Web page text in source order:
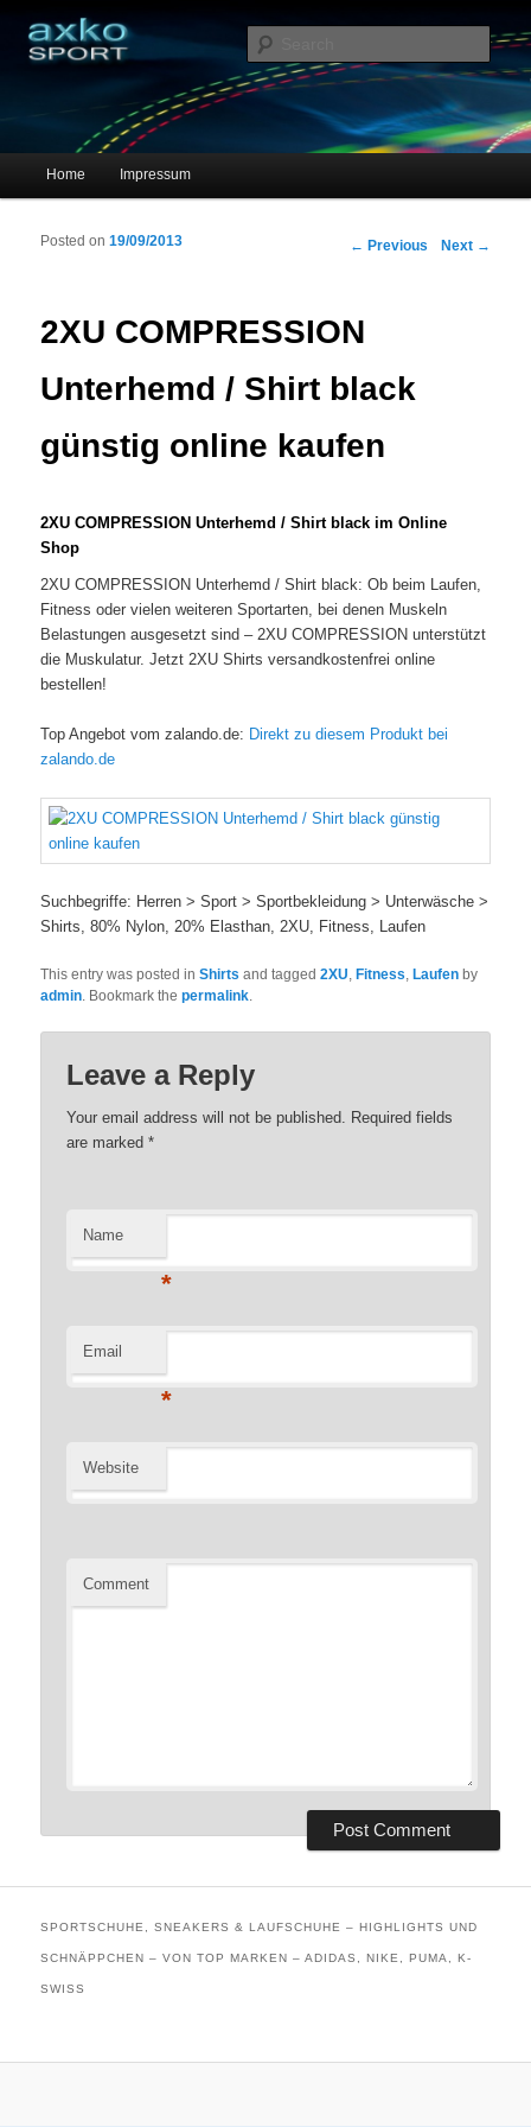
axko-sport – Sportschuhe online
Main menu
Skip to primary content
Skip to secondary content
Home Impressum
Post navigation
← Previous Next →
2XU COMPRESSION
Unterhemd / Shirt black
günstig online kaufen
Posted on19/09/2013
2XU COMPRESSION Unterhemd / Shirt black im Online
Shop
2XU COMPRESSION Unterhemd / Shirt black: Ob beim Laufen,
Fitness oder vielen weiteren Sportarten, bei denen Muskeln
Belastungen ausgesetzt sind – 2XU COMPRESSION unterstützt
die Muskulatur. Jetzt 2XU Shirts versandkostenfrei online
bestellen!
Top Angebot vom zalando.de: Direkt zu diesem Produkt bei
zalando.de
Suchbegriffe: Herren > Sport > Sportbekleidung > Unterwäsche >
Shirts, 80% Nylon, 20% Elasthan, 2XU, Fitness, Laufen
This entry was posted inShirts and tagged2XU,Fitness,Laufen by
admin. Bookmark thepermalink.
Leave a Reply
Your email address will not be published. Required fields
are marked*
Name
*
Email
*
Website
Comment
SPORTSCHUHE, SNEAKERS & LAUFSCHUHE – HIGHLIGHTS UND
SCHNÄPPCHEN – VON TOP MARKEN – ADIDAS, NIKE, PUMA, K-
SWISS